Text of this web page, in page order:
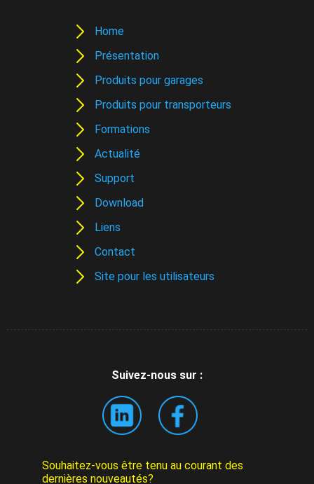
Home
Présentation
Produits pour garages
Produits pour transporteurs
Formations
Actualité
Support
Download
Liens
Contact
Site pour les utilisateurs
Suivez-nous sur :
Souhaitez-vous être tenu au courant des
dernières nouveautés?